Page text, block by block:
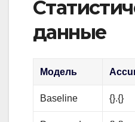
данные
Модель
Baseline {}.{}